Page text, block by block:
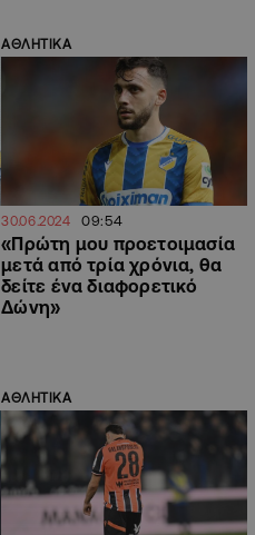
ΑΘΛΗΤΙΚΑ
30.06.2024 09:54
«Πρώτη μου προετοιμασία
μετά από τρία χρόνια, θα
δείτε ένα διαφορετικό
Δώνη»
ΑΘΛΗΤΙΚΑ